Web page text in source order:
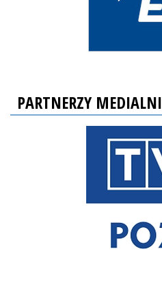
PARTNERZY MEDIALNI